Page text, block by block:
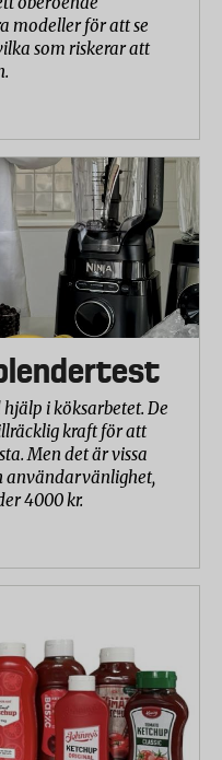
modeller för att se
som riskerar att
i köksarbetet. De
kraft för att
Men det är vissa
användarvänlighet,
4000 kr.